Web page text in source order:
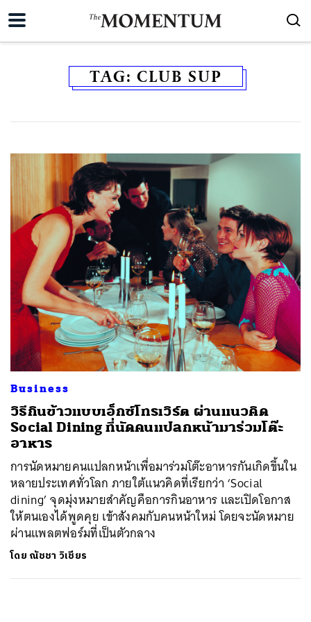
TAG: CLUB SUP
Business
วิธีกินข้าวแบบเอ็กซ์โทรเวิร์ต ผ่านแนวคิด
Social Dining ที่นัดคนแปลกหน้ามาร่วมโต๊ะ
อาหาร
การนัดหมายคนแปลกหน้าเพื่อมาร่วมโต๊ะอาหารกันเกิดขึ้นใน
หลายประเทศทั่วโลก ภายใต้แนวคิดที่เรียกว่า ‘Social
dining’ จุดมุ่งหมายสำคัญคือการกินอาหาร และเปิดโอกาส
ให้ตนเองได้พูดคุย เข้าสังคมกับคนหน้าใหม่ โดยจะนัดหมาย
ผ่านแพลตฟอร์มที่เป็นตัวกลาง
โดย ณัชชา วิเชียร
ค้นหา